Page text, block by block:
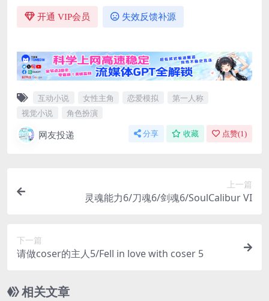
开通 VIP会员 失效反馈补源
互动小说 女性主角 恋爱模拟
第一人称
视觉小说
角色扮演
网友投递 分享 收藏 点赞(1)
上一篇
灵魂能力6/刀魂6/剑魂6/SoulCalibur VI
下一篇
请做coser的主人5/Fell in love with coser 5
相关文章